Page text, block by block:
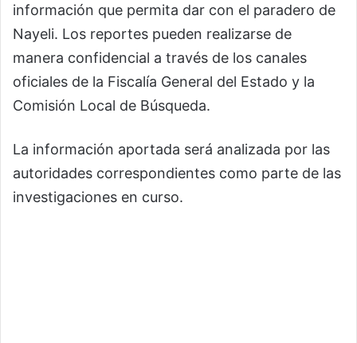
información que permita dar con el paradero de
Nayeli. Los reportes pueden realizarse de
manera confidencial a través de los canales
oficiales de la Fiscalía General del Estado y la
Comisión Local de Búsqueda.
La información aportada será analizada por las
autoridades correspondientes como parte de las
investigaciones en curso.